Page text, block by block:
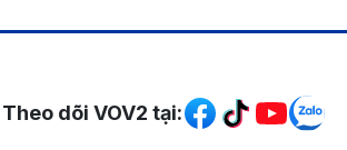
Mạng xã hội
Theo dõi VOV2 tại: